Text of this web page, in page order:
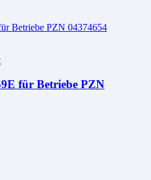
für Betriebe PZN